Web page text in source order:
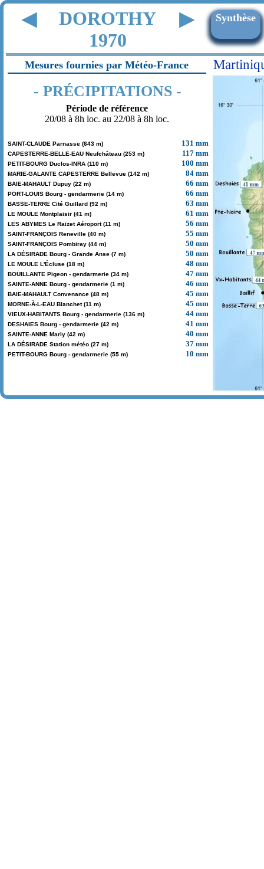
◀
DOROTHY
1970
▶ Synthèse
Mesures fournies par Météo-France
- PRÉCIPITATIONS -
Période de référence
20/08 à 8h loc. au 22/08 à 8h loc.
SAINT-CLAUDE Parnasse (643 m) 131 mm
CAPESTERRE-BELLE-EAU Neufchâteau (253 m) 117 mm
PETIT-BOURG Duclos-INRA (110 m) 100 mm
MARIE-GALANTE CAPESTERRE Bellevue (142 m) 84 mm
BAIE-MAHAULT Dupuy (22 m) 66 mm
PORT-LOUIS Bourg - gendarmerie (14 m) 66 mm
BASSE-TERRE Cité Guillard (92 m) 63 mm
LE MOULE Montplaisir (41 m) 61 mm
LES ABYMES Le Raizet Aéroport (11 m) 56 mm
SAINT-FRANÇOIS Reneville (40 m) 55 mm
SAINT-FRANÇOIS Pombiray (44 m) 50 mm
LA DÉSIRADE Bourg - Grande Anse (7 m) 50 mm
LE MOULE L'Écluse (18 m) 48 mm
BOUILLANTE Pigeon - gendarmerie (34 m) 47 mm
SAINTE-ANNE Bourg - gendarmerie (1 m) 46 mm
BAIE-MAHAULT Convenance (48 m) 45 mm
MORNE-À-L-EAU Blanchet (11 m) 45 mm
VIEUX-HABITANTS Bourg - gendarmerie (136 m) 44 mm
DESHAIES Bourg - gendarmerie (42 m) 41 mm
SAINTE-ANNE Marly (42 m) 40 mm
LA DÉSIRADE Station météo (27 m) 37 mm
PETIT-BOURG Bourg - gendarmerie (55 m) 10 mm